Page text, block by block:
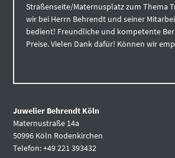
Straßenseite/Maternusplatz zum Thema
wir bei Herrn Behrendt und seiner
bedient! Freundliche und kompetente
Preise. Vielen Dank dafür! Können wir
Juwelier Behrendt Köln
Maternustraße 14a
50996 Köln Rodenkirchen
Telefon: +49 221 393432